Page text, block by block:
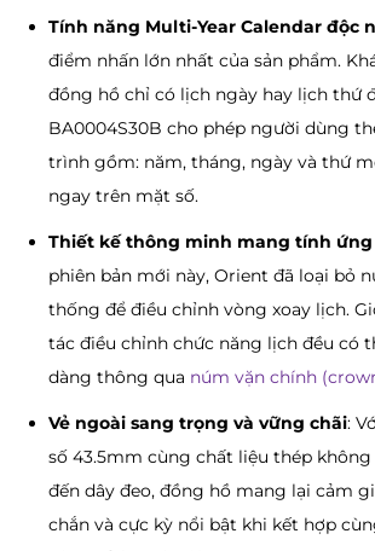
Tính năng Multi-Year Calendar độc
điểm nhấn lớn nhất của sản phẩm.
đồng hồ chỉ có lịch ngày hay lịch thứ
BA0004S30B cho phép người dùng
trình gồm: năm, tháng, ngày và thứ
ngay trên mặt số.
Thiết kế thông minh mang tính
phiên bản mới này, Orient đã loại bỏ
thống để điều chỉnh vòng xoay lịch.
tác điều chỉnh chức năng lịch đều có
dàng thông qua núm vặn chính
Vẻ ngoài sang trọng và vững chãi:
số 43.5mm cùng chất liệu thép
đến dây đeo, đồng hồ mang lại cảm
chắn và cực kỳ nổi bật khi kết hợp